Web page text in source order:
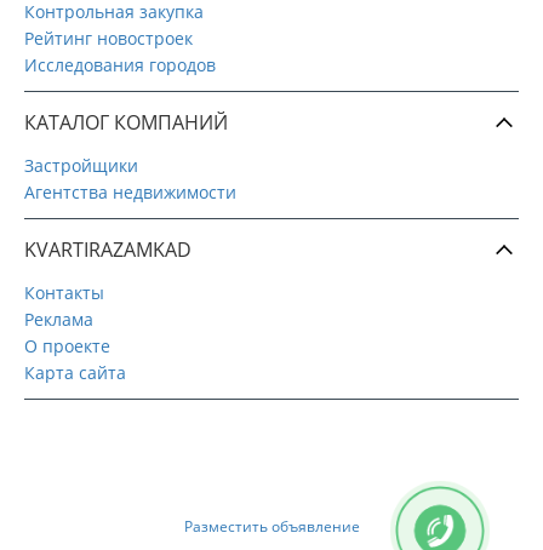
Контрольная закупка
Рейтинг новостроек
Исследования городов
КАТАЛОГ КОМПАНИЙ
Застройщики
Агентства недвижимости
KVARTIRAZAMKAD
Контакты
Реклама
О проекте
Карта сайта
Разместить объявление